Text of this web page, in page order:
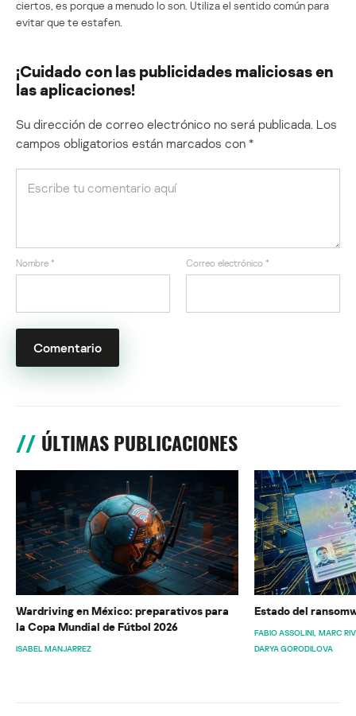
ciertos, es porque a menudo lo son. Utiliza el sentido común para
evitar que te estafen.
¡Cuidado con las publicidades maliciosas en
las aplicaciones!
Su dirección de correo electrónico no será publicada. Los
campos obligatorios están marcados con *
Nombre * Correo electrónico *
ÚLTIMAS PUBLICACIONES
Wardriving en México: preparativos para
la Copa Mundial de Fútbol 2026
ISABEL MANJARREZ
Estado del
FABIO ASSOLINI MARC
DARYA GORODILOVA